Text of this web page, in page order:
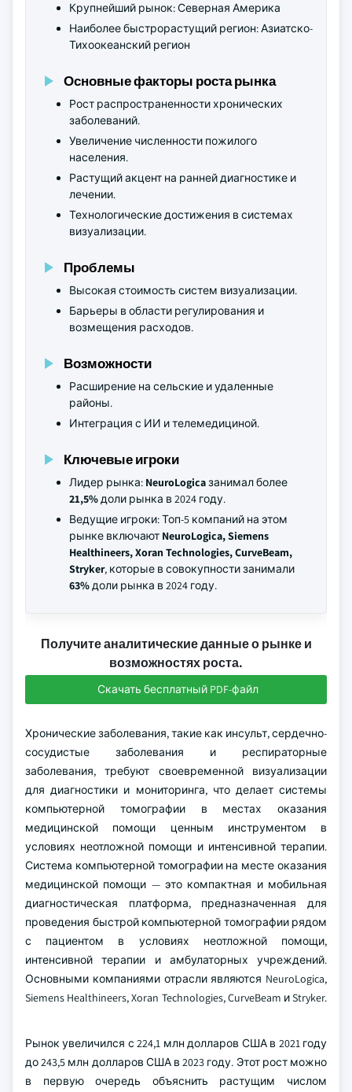
Крупнейший рынок: Северная Америка
Наиболее быстрорастущий регион: Азиатско-
Тихоокеанский регион
Основные факторы роста рынка
Рост распространенности хронических
заболеваний.
Увеличение численности пожилого
населения.
Растущий акцент на ранней диагностике и
лечении.
Технологические достижения в системах
визуализации.
Проблемы
Высокая стоимость систем визуализации.
Барьеры в области регулирования и
возмещения расходов.
Возможности
Расширение на сельские и удаленные
районы.
Интеграция с ИИ и телемедициной.
Ключевые игроки
Лидер рынка: NeuroLogicaзанимал более
21,5%доли рынка в 2024 году.
Ведущие игроки: Топ-5 компаний на этом
рынке включают NeuroLogica, Siemens
Healthineers, Xoran Technologies, CurveBeam,
Stryker, которые в совокупности занимали
63%доли рынка в 2024 году.
Получите аналитические данные о рынке и
возможностях роста.
Скачать бесплатный PDF-файл
Хронические заболевания, такие как инсульт, сердечно-
сосудистые заболевания и респираторные
заболевания, требуют своевременной визуализации
для диагностики и мониторинга, что делает системы
компьютерной томографии в местах оказания
медицинской помощи ценным инструментом в
условиях неотложной помощи и интенсивной терапии.
Система компьютерной томографии на месте оказания
медицинской помощи — это компактная и мобильная
диагностическая платформа, предназначенная для
проведения быстрой компьютерной томографии рядом
с пациентом в условиях неотложной помощи,
интенсивной терапии и амбулаторных учреждений.
Основными компаниями отрасли являются NeuroLogica,
Siemens Healthineers, Xoran Technologies, CurveBeam и Stryker.
Рынок увеличился с 224,1 млн долларов США в 2021 году
до 243,5 млн долларов США в 2023 году. Этот рост можно
в первую очередь объяснить растущим числом